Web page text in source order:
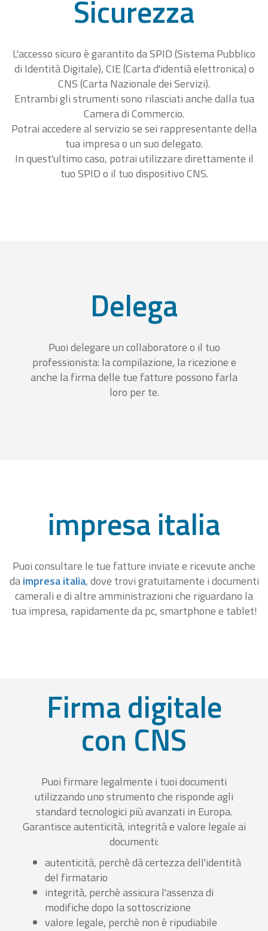
Sicurezza
L'accesso sicuro è garantito da SPID (Sistema Pubblico
di Identità Digitale), CIE (Carta d'identià elettronica) o
CNS (Carta Nazionale dei Servizi).
Entrambi gli strumenti sono rilasciati anche dalla tua
Camera di Commercio.
Potrai accedere al servizio se sei rappresentante della
tua impresa o un suo delegato.
In quest'ultimo caso, potrai utilizzare direttamente il
tuo SPID o il tuo dispositivo CNS.
Delega
Puoi delegare un collaboratore o il tuo
professionista: la compilazione, la ricezione e
anche la firma delle tue fatture possono farla
loro per te.
impresa italia
Puoi consultare le tue fatture inviate e ricevute anche
daimpresa italia, dove trovi gratuitamente i documenti
camerali e di altre amministrazioni che riguardano la
tua impresa, rapidamente da pc, smartphone e tablet!
Firma digitale
con CNS
Puoi firmare legalmente i tuoi documenti
utilizzando uno strumento che risponde agli
standard tecnologici più avanzati in Europa.
Garantisce autenticità, integrità e valore legale ai
documenti:
autenticità, perchè dà certezza dell'identità
del firmatario
integrità, perchè assicura l'assenza di
modifiche dopo la sottoscrizione
valore legale, perchè non è ripudiabile